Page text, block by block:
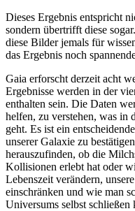
Dieses Ergebnis entspricht
sondern übertrifft diese
diese Bilder jemals für
das Ergebnis noch
Gaia erforscht derzeit acht
Ergebnisse werden in der
enthalten sein. Die Daten
helfen, zu verstehen, was in
geht. Es ist ein
unserer Galaxie zu
herauszufinden, ob die
Kollisionen erlebt hat oder
Lebenszeit verändern,
einschränken und wie man
Universums selbst schließen